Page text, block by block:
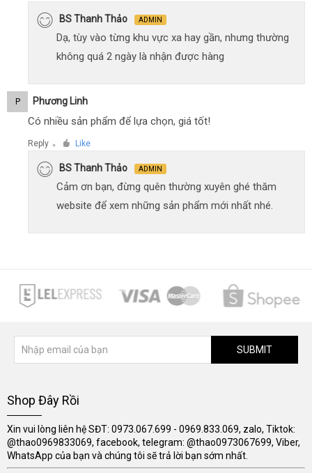
BS Thanh Thảo ADMIN
Dạ, tùy vào từng khu vực xa hay gần, nhưng thường
không quá 2 ngày là nhận được hàng
P Phương Linh
Có nhiều sản phẩm để lựa chọn, giá tốt!
Reply ● Like
BS Thanh Thảo ADMIN
Cảm ơn bạn, đừng quên thường xuyên ghé thăm
website để xem những sản phẩm mới nhất nhé.
SUBMIT
Shop Đây Rồi
Xin vui lòng liên hệ SĐT: 0973.067.699 - 0969.833.069, zalo, Tiktok:
@thao0969833069, facebook, telegram: @thao0973067699, Viber,
WhatsApp của bạn và chúng tôi sẽ trả lời bạn sớm nhất.